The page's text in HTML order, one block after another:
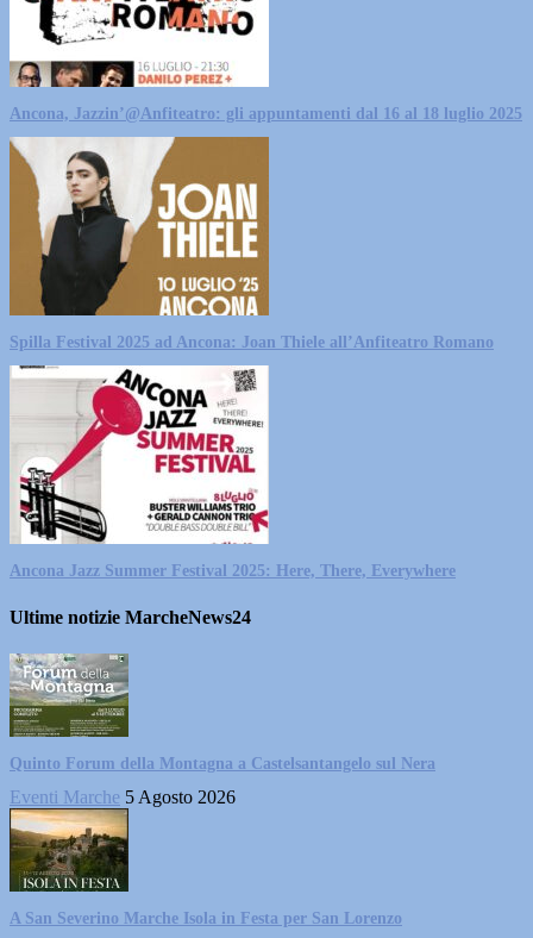
Ancona, Jazzin’@Anfiteatro: gli appuntamenti dal 16 al 18 luglio 2025
Spilla Festival 2025 ad Ancona: Joan Thiele all’Anfiteatro Romano
Ancona Jazz Summer Festival 2025: Here, There, Everywhere
Ultime notizie MarcheNews24
Quinto Forum della Montagna a Castelsantangelo sul Nera
Eventi Marche 5 Agosto 2026
A San Severino Marche Isola in Festa per San Lorenzo